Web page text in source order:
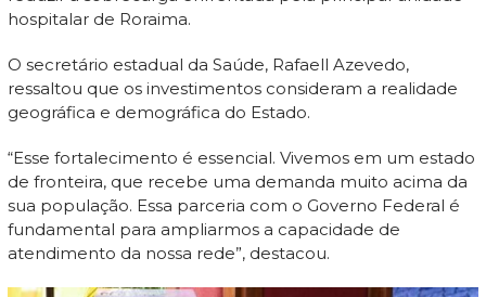
hospitalar de Roraima.
O secretário estadual da Saúde, Rafaell Azevedo,
ressaltou que os investimentos consideram a realidade
geográfica e demográfica do Estado.
“Esse fortalecimento é essencial. Vivemos em um estado
de fronteira, que recebe uma demanda muito acima da
sua população. Essa parceria com o Governo Federal é
fundamental para ampliarmos a capacidade de
atendimento da nossa rede”, destacou.